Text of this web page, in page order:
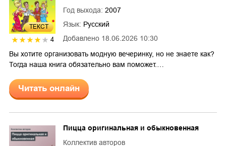
ТЕКСТ
4 Добавлено 18.06.2026 10:30
Год выхода: 2007
Язык: Русский
Вы хотите организовать модную вечеринку, но не знаете как?
Тогда наша книга обязательно вам поможет.…
Читать онлайн
Пицца оригинальная и обыкновенная
Коллектив авторов